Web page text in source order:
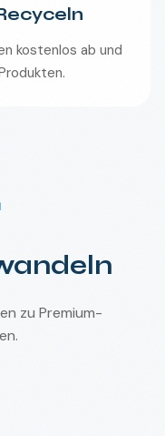
kostenlos ab und
zu Premium-